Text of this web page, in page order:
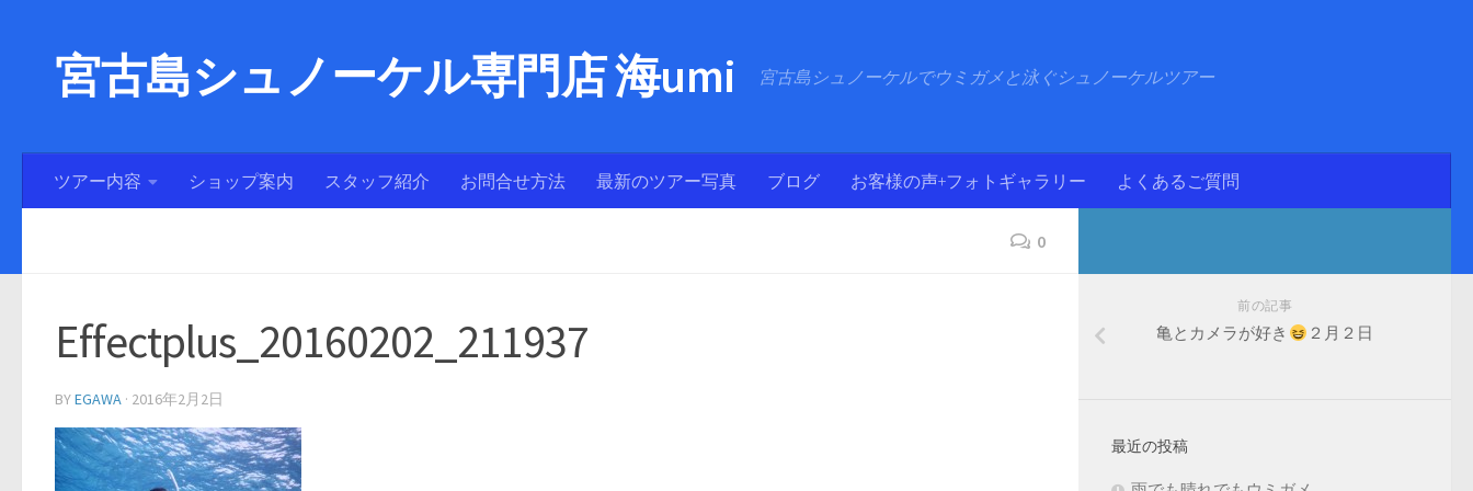
宮古島シュノーケル専門店 海umi 宮古島シュノーケルでウミガメと泳ぐシュノーケルツアー
ツアー内容 ショップ案内 スタッフ紹介 お問合せ方法 最新のツアー写真 ブログ お客様の声+フォトギャラリー よくあるご質問
0
Effectplus_20160202_211937
BYEGAWA · 2016年2月2日
前の記事
亀とカメラが好き ２月２日
最近の投稿